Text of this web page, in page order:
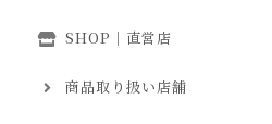
SHOP｜直営店
商品取り扱い店舗